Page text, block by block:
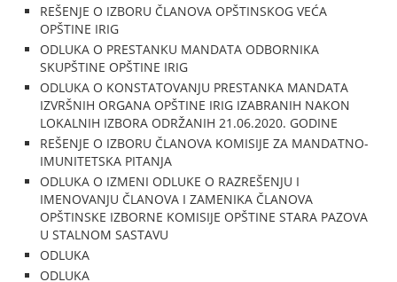
REŠENJE O IZBORU ČLANOVA OPŠTINSKOG VEĆA
OPŠTINE IRIG
ODLUKA O PRESTANKU MANDATA ODBORNIKA
SKUPŠTINE OPŠTINE IRIG
ODLUKA O KONSTATOVANJU PRESTANKA MANDATA
IZVRŠNIH ORGANA OPŠTINE IRIG IZABRANIH NAKON
LOKALNIH IZBORA ODRŽANIH 21.06.2020. GODINE
REŠENJE O IZBORU ČLANOVA KOMISIJE ZA MANDATNO-
IMUNITETSKA PITANJA
ODLUKA O IZMENI ODLUKE O RAZREŠENJU I
IMENOVANJU ČLANOVA I ZAMENIKA ČLANOVA
OPŠTINSKE IZBORNE KOMISIJE OPŠTINE STARA PAZOVA
U STALNOM SASTAVU
ODLUKA
ODLUKA